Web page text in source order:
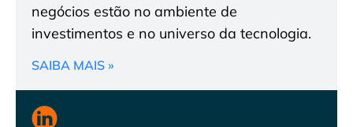
negócios estão no ambiente de
investimentos e no universo da tecnologia.
SAIBA MAIS »